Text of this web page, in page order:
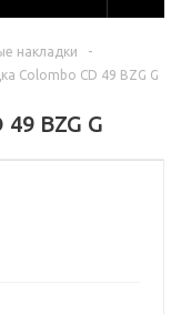
накладки
-
Colombo CD 49 BZG G
BZG G